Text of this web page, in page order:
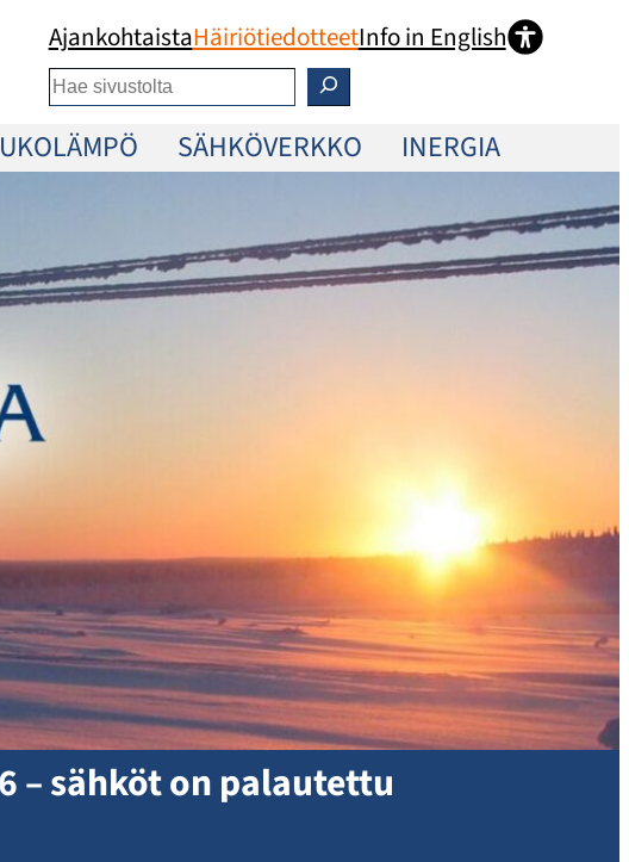
AjankohtaistaHäiriötiedotteetInfo in English
Etsi
SÄHKÖVERKKO INERGIA
– sähköt on palautettu